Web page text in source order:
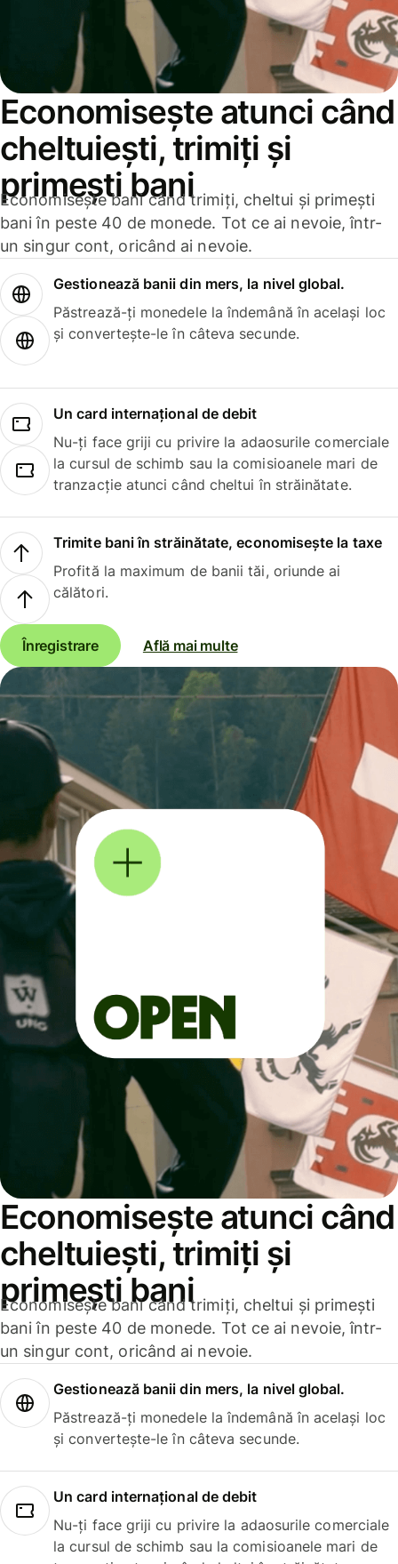
Economisește atunci când
cheltuiești, trimiți și
primești bani
Economisește bani când trimiți, cheltui și primești
bani în peste 40 de monede. Tot ce ai nevoie, într-
un singur cont, oricând ai nevoie.
Gestionează banii din mers, la nivel global.
Păstrează-ți monedele la îndemână în același loc
și convertește-le în câteva secunde.
Un card internațional de debit
Nu-ți face griji cu privire la adaosurile comerciale
la cursul de schimb sau la comisioanele mari de
tranzacție atunci când cheltui în străinătate.
Trimite bani în străinătate, economisește la taxe
Profită la maximum de banii tăi, oriunde ai
călători.
Înregistrare Află mai multe
Economisește atunci când
cheltuiești, trimiți și
primești bani
Economisește bani când trimiți, cheltui și primești
bani în peste 40 de monede. Tot ce ai nevoie, într-
un singur cont, oricând ai nevoie.
Gestionează banii din mers, la nivel global.
Păstrează-ți monedele la îndemână în același loc
și convertește-le în câteva secunde.
Un card internațional de debit
Nu-ți face griji cu privire la adaosurile comerciale
la cursul de schimb sau la comisioanele mari de